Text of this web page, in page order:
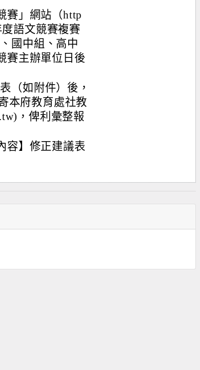
賽」網站（http
度語文競賽複賽
國中組、高中
賽主辦單位日後
（如附件）後，
本府教育處社教
，俾利彙整報
容】修正建議表